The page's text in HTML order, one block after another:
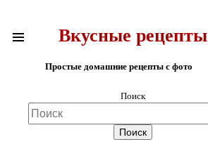
Вкусные рецепты
Простые домашние рецепты с фото
Поиск